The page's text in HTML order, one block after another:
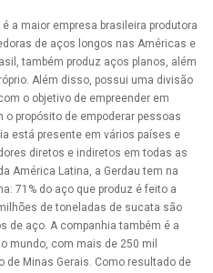
a maior empresa brasileira produtora
de aços longos nas Américas e
também produz aços planos, além
Além disso, possui uma divisão
o objetivo de empreender em
propósito de empoderar pessoas
está presente em vários países e
diretos e indiretos em todas as
América Latina, a Gerdau tem na
71% do aço que produz é feito a
de toneladas de sucata são
de aço. A companhia também é a
mundo, com mais de 250 mil
de Minas Gerais. Como resultado de